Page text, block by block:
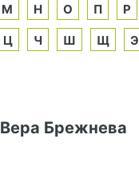
М Н О П Р
Ц Ч Ш Щ Э
Вера Брежнева